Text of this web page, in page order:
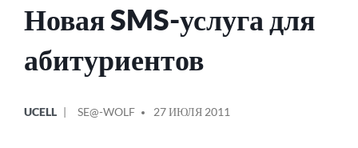
Новая SMS-услуга для
абитуриентов
В
UCELL
ОТ
SE@-WOLF 27 ИЮЛЯ 2011